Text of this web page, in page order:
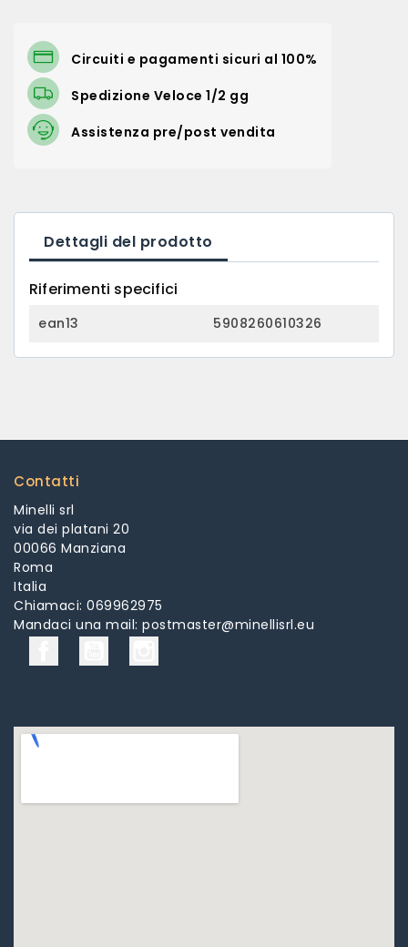
Circuiti e pagamenti sicuri al 100%
Spedizione Veloce 1/2 gg
Assistenza pre/post vendita
Dettagli del prodotto
Riferimenti specifici
ean13 5908260610326
Contatti
Minelli srl
via dei platani 20
00066 Manziana
Roma
Italia
Chiamaci: 069962975
Mandaci una mail: postmaster@minellisrl.eu